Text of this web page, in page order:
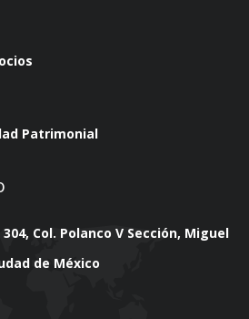
Patrimonial
Col. Polanco V Sección, Miguel
de México